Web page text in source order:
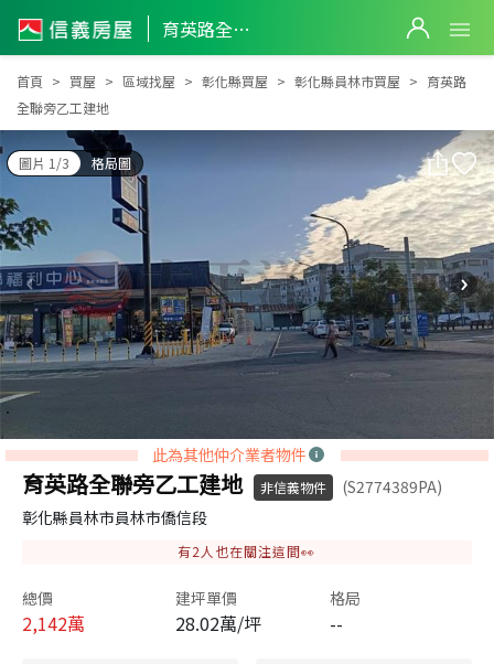
育英路全聯旁乙工建地
育英路全聯旁乙工建地
首頁 買屋 區域找屋 彰化縣買屋 彰化縣員林市買屋
育英路
全聯旁乙工建地
圖片 1/3 格局圖
此為其他仲介業者物件
育英路全聯旁乙工建地 非信義物件
(S2774389PA)
彰化縣員林市員林市僑信段
有2 人也在關注這間👀
總價
2,142萬
建坪單價
28.02萬/坪
格局
--